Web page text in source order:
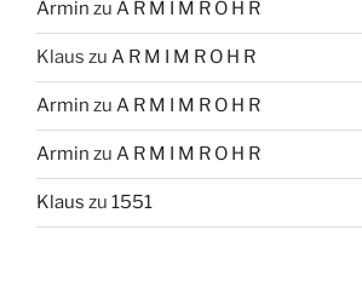
Armin zu A R M I M R O H R
Klaus zu A R M I M R O H R
Armin zu A R M I M R O H R
Armin zu A R M I M R O H R
Klaus zu 1551